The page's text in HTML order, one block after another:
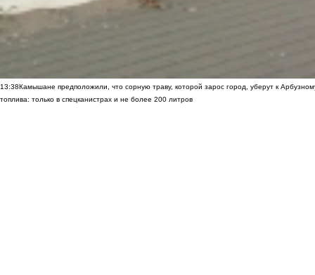
13:38Камышане предположили, что сорную траву, которой зарос город, уберут к
топлива: только в спецканистрах и не более 200 литров